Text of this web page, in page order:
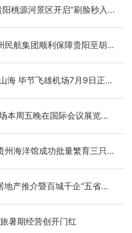
桃源河景区开启“刷脸秒入
民航集团顺利保障贵阳至胡
海 毕节飞雄机场7月9日正式
本周五晚在国际会议展览中
海洋馆成功批量繁育三只
地产推介暨百城千企“五省
暑期经营创开门红